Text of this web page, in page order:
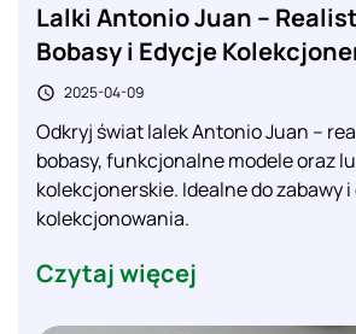
Lalki Antonio Juan –
Bobasy i Edycje
 2025-04-09
Odkryj świat lalek Antonio Juan –
bobasy, funkcjonalne modele oraz
kolekcjonerskie. Idealne do zabawy
kolekcjonowania.
Czytaj więcej